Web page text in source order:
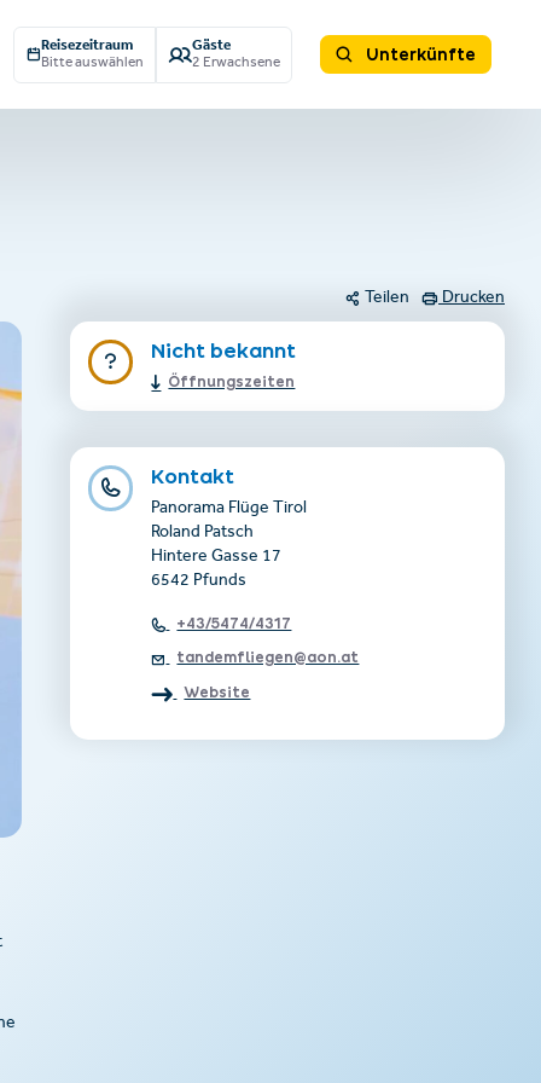
Reisezeitraum
Bitte auswählen
Gäste
2 Erwachsene
Unterkünfte
Teilen Drucken
Nicht bekannt
Öffnungszeiten
Kontakt
Panorama Flüge Tirol
Roland Patsch
Hintere Gasse 17
6542 Pfunds
+43/5474/4317
tandemfliegen@aon.at
Website